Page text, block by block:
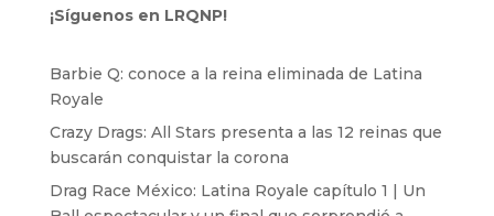
¡Síguenos en LRQNP!
Barbie Q: conoce a la reina eliminada de Latina
Royale
Crazy Drags: All Stars presenta a las 12 reinas que
buscarán conquistar la corona
Drag Race México: Latina Royale capítulo 1 | Un